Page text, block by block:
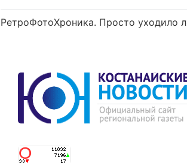
РетроФотоХроника. Просто уходило